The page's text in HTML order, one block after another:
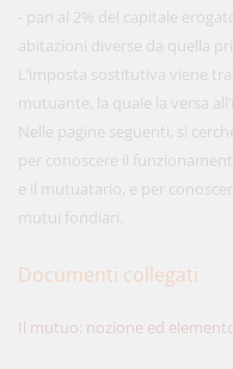
- pari al 2% del capitale
abitazioni diverse da quella
L’imposta sostitutiva viene
mutuante, la quale la versa
Nelle pagine seguenti, si
per conoscere il
e il mutuatario, e per
mutui fondiari.
Documenti collegati
Il mutuo: nozione ed